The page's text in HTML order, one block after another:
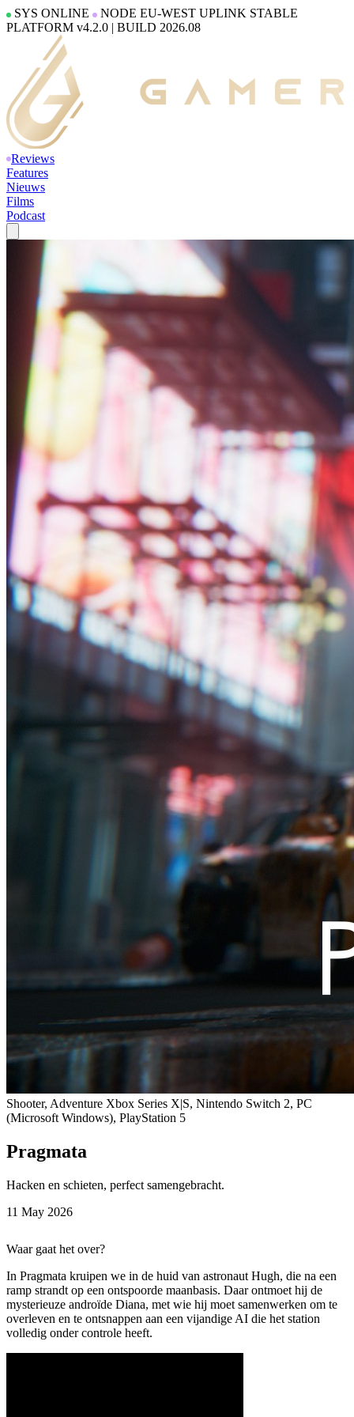
SYS ONLINE NODE EU-WEST UPLINK STABLE
PLATFORM v4.2.0 | BUILD 2026.08
Reviews
Features
Nieuws
Films
Podcast
Shooter, Adventure Xbox Series X|S, Nintendo Switch 2, PC
(Microsoft Windows), PlayStation 5
Pragmata
Hacken en schieten, perfect samengebracht.
11 May 2026
Waar gaat het over?
In Pragmata kruipen we in de huid van astronaut Hugh, die na een
ramp strandt op een ontspoorde maanbasis. Daar ontmoet hij de
mysterieuze androïde Diana, met wie hij moet samenwerken om te
overleven en te ontsnappen aan een vijandige AI die het station
volledig onder controle heeft.